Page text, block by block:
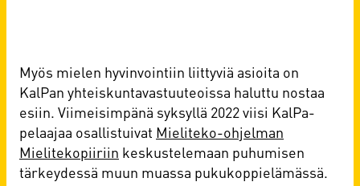
Myös mielen hyvinvointiin liittyviä asioita on
KalPan yhteiskuntavastuuteoissa haluttu nostaa
esiin. Viimeisimpänä syksyllä 2022 viisi KalPa-
pelaajaa osallistuivat Mieliteko-ohjelman
Mielitekopiiriin keskustelemaan puhumisen
tärkeydessä muun muassa pukukoppielämässä.